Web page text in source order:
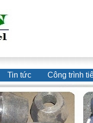
Tin tức Công trình